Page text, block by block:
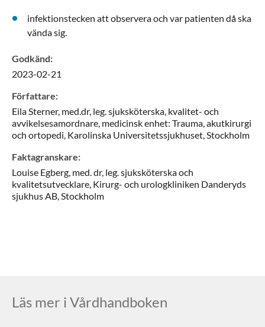
infektionstecken att observera och var patienten då ska
vända sig.
Godkänd:
2023-02-21
Författare:
EilaSterner, med.dr, leg. sjuksköterska, kvalitet- och
avvikelsesamordnare, medicinsk enhet: Trauma, akutkirurgi
och ortopedi, Karolinska Universitetssjukhuset,Stockholm
Faktagranskare:
Louise Egberg, med. dr, leg. sjuksköterska och
kvalitetsutvecklare, Kirurg- och urologkliniken Danderyds
sjukhus AB,Stockholm
Läs mer i Vårdhandboken